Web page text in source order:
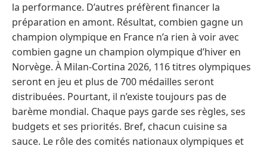
la performance. D’autres préfèrent financer la
préparation en amont. Résultat, combien gagne un
champion olympique en France n’a rien à voir avec
combien gagne un champion olympique d’hiver en
Norvège. À Milan-Cortina 2026, 116 titres olympiques
seront en jeu et plus de 700 médailles seront
distribuées. Pourtant, il n’existe toujours pas de
barème mondial. Chaque pays garde ses règles, ses
budgets et ses priorités. Bref, chacun cuisine sa
sauce. Le rôle des comités nationaux olympiques et